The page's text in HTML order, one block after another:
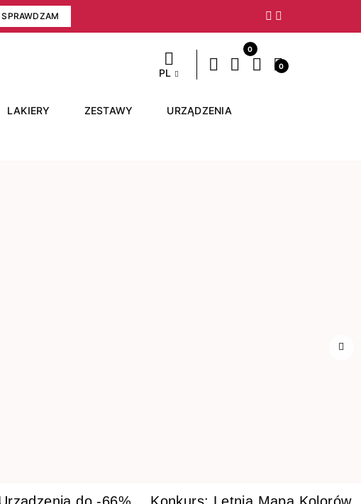
SPRAWDZAM Następny
PL
0
0
LAKIERY ZESTAWY URZĄDZENIA